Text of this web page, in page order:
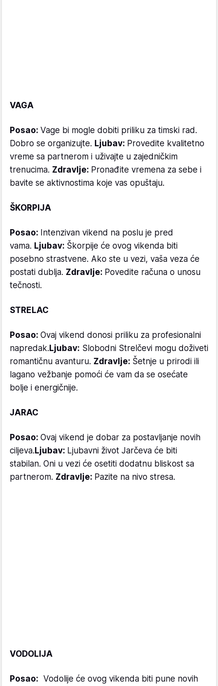
VAGA
Posao: Vage bi mogle dobiti priliku za timski rad.
Dobro se organizujte. Ljubav: Provedite kvalitetno
vreme sa partnerom i uživajte u zajedničkim
trenucima. Zdravlje: Pronađite vremena za sebe i
bavite se aktivnostima koje vas opuštaju.
ŠKORPIJA
Posao: Intenzivan vikend na poslu je pred
vama. Ljubav: Škorpije će ovog vikenda biti
posebno strastvene. Ako ste u vezi, vaša veza će
postati dublja. Zdravlje: Povedite računa o unosu
tečnosti.
STRELAC
Posao: Ovaj vikend donosi priliku za profesionalni
napredak.Ljubav: Slobodni Strelčevi mogu doživeti
romantičnu avanturu. Zdravlje: Šetnje u prirodi ili
lagano vežbanje pomoći će vam da se osećate
bolje i energičnije.
JARAC
Posao: Ovaj vikend je dobar za postavljanje novih
ciljeva.Ljubav: Ljubavni život Jarčeva će biti
stabilan. Oni u vezi će osetiti dodatnu bliskost sa
partnerom. Zdravlje: Pazite na nivo stresa.
VODOLIJA
Posao: Vodolije će ovog vikenda biti pune novih